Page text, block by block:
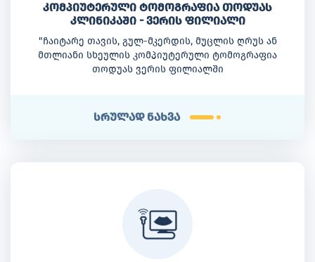
კომპიუტერული ტომოგრაფია თოდუას
კლინიკაში - ვერის ფილიალი
"ჩაიტარე თავის, გულ-მკერდის, მუცლის ღრუს ან
მთლიანი სხეულის კომპიუტერული ტომოგრაფია
თოდუას ვერის ფილიალში
სრულად ნახვა